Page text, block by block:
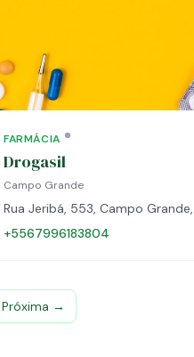
FARMÁCIA
Drogasil
Campo Grande
Rua Jeribá, 553, Campo
+5567996183804
Próxima →